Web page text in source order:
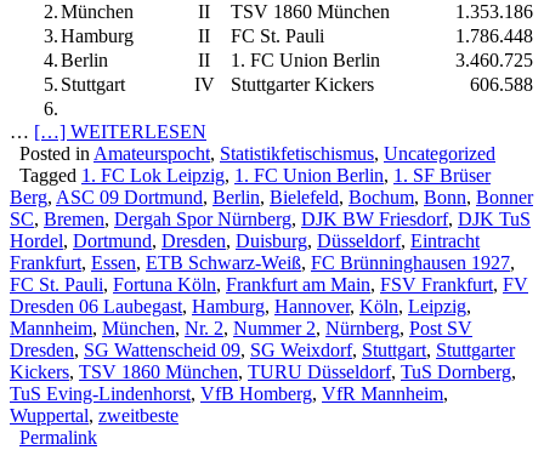
2.München II TSV 1860 München
1.353.186
3.Hamburg II FC St. Pauli
1.786.448
4.Berlin II 1. FC Union Berlin
3.460.725
5. Stuttgart IV Stuttgarter Kickers
606.588
6.
… […] WEITERLESEN
Posted in Amateurspocht, Statistikfetischismus, Uncategorized
Tagged 1. FC Lok Leipzig, 1. FC Union Berlin, 1. SF Brüser
Berg, ASC 09 Dortmund, Berlin, Bielefeld, Bochum, Bonn, Bonner
SC, Bremen, Dergah Spor Nürnberg, DJK BW Friesdorf, DJK TuS
Hordel, Dortmund, Dresden, Duisburg, Düsseldorf, Eintracht
Frankfurt, Essen, ETB Schwarz-Weiß, FC Brünninghausen 1927,
FC St. Pauli, Fortuna Köln, Frankfurt am Main, FSV Frankfurt, FV
Dresden 06 Laubegast, Hamburg, Hannover, Köln, Leipzig,
Mannheim, München, Nr. 2, Nummer 2, Nürnberg, Post SV
Dresden, SG Wattenscheid 09, SG Weixdorf, Stuttgart, Stuttgarter
Kickers, TSV 1860 München, TURU Düsseldorf, TuS Dornberg,
TuS Eving-Lindenhorst, VfB Homberg, VfR Mannheim,
Wuppertal, zweitbeste
Permalink